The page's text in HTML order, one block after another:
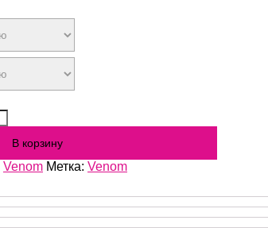
В корзину
Venom Метка: Venom